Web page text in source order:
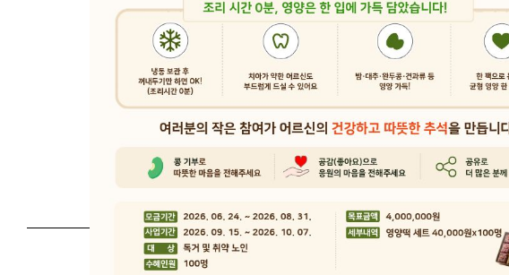
이용안내 평생교육